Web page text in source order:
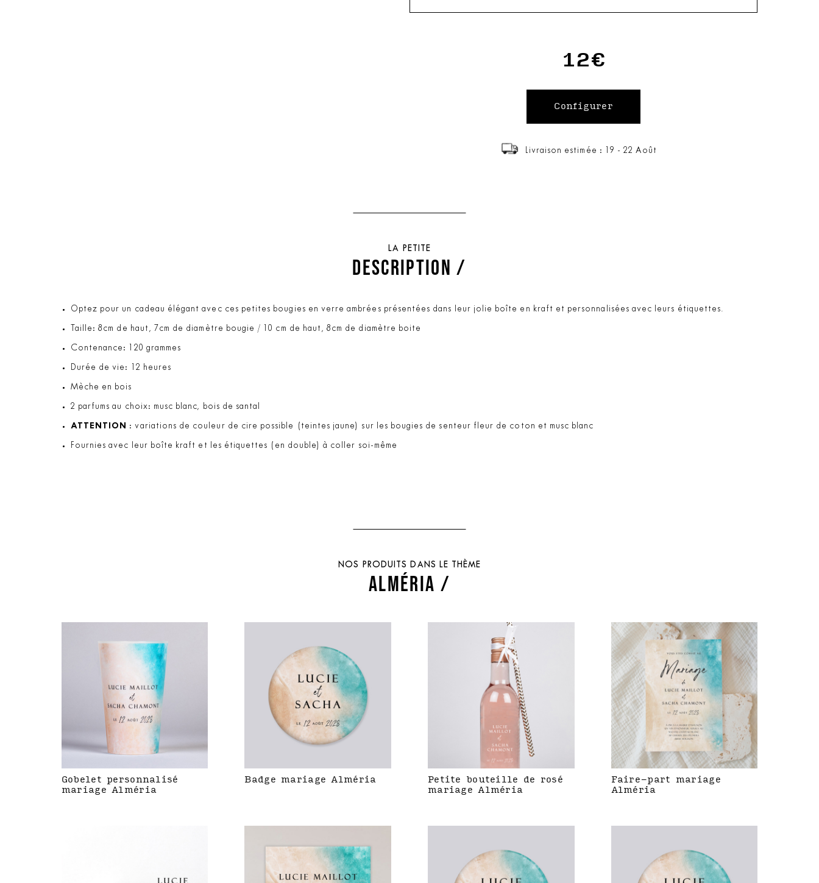
12€
Livraison estimée : 19 - 22 Août
LA PETITE
DESCRIPTION /
Optez pour un cadeau élégant avec ces petites bougies en verre ambrées présentées dans leur jolie boîte en kraft et personnalisées avec leurs étiquettes.
Taille: 8cm de haut, 7cm de diamètre bougie / 10 cm de haut, 8cm de diamètre boite
Contenance: 120 grammes
Durée de vie: 12 heures
Mèche en bois
2 parfums au choix: musc blanc, bois de santal
ATTENTION : variations de couleur de cire possible (teintes jaune) sur les bougies de senteur fleur de coton et musc blanc
Fournies avec leur boîte kraft et les étiquettes (en double) à coller soi-même
NOS PRODUITS DANS LE THÈME
ALMÉRIA /
Gobelet personnalisé
mariage Alméria
Badge mariage Alméria
Petite bouteille de rosé
mariage Alméria
Faire-part mariage
Alméria